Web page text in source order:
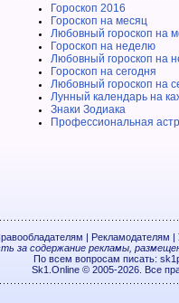
Гороскоп 2016
Гороскоп на месяц
Любовный гороскоп на
Гороскоп на неделю
Любовный гороскоп на
Гороскоп на сегодня
Любовный гороскоп на
Лунный календарь на
Знаки Зодиака
Профессиональная
| Рекламодателям |
за содержание рекламы,
По всем вопросам писать:
Sk1.Online © 2005-2026. Все